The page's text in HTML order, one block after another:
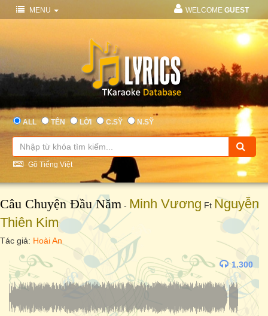
MENU WELCOME GUEST
ALL TÊN LỜI C.SỸ N.SỸ
Gõ Tiếng Việt
Câu Chuyện Đầu Năm - Minh Vương Ft Nguyễn
Thiên Kim
Tác giả: Hoài An
1.300